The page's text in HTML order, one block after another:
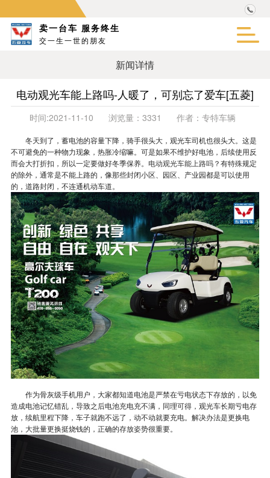
卖一台车 服务终生
交一生一世的朋友
新闻详情
电动观光车能上路吗-人暖了，可别忘了爱车[五菱]
时间:2021-11-10 浏览量： 3331 作者： 专特车辆
冬天到了，蓄电池的容量下降，骑手很头大，观光车司机也很头大。这是
不可避免的一种物力现象，热胀冷缩嘛。可是如果不维护好电池，后续使用反
而会大打折扣，所以一定要做好冬季保养。 电动观光车能上路吗？有特殊规定
的除外，通常是不能上路的，像那些封闭小区、园区、产业园都是可以使用
的，道路封闭，不连通机动车道。
作为骨灰级手机用户，大家都知道电池是严禁在亏电状态下存放的，以免
造成电池记忆错乱，导致之后电池充电充不满，同理可得，观光车长期亏电存
放，续航里程下降，车子就跑不远了，动不动就要充电。解决办法是更换电
池，大批量更换挺烧钱的，正确的存放姿势很重要。